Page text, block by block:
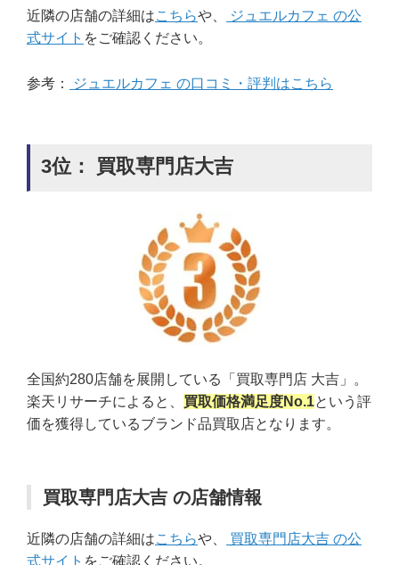
近隣の店舗の詳細はこちらや、
ジュエルカフェ の公
式サイト をご確認ください。
参考： ジュエルカフェ の口コミ・評判はこちら
3位： 買取専門店大吉
全国約280店舗を展開している「買取専門店 大吉」。
楽天リサーチによると、 買取価格満足度No.1という評
価を獲得しているブランド品買取店となります。
買取専門店大吉 の店舗情報
近隣の店舗の詳細はこちらや、
買取専門店大吉 の公
式サイト をご確認ください。